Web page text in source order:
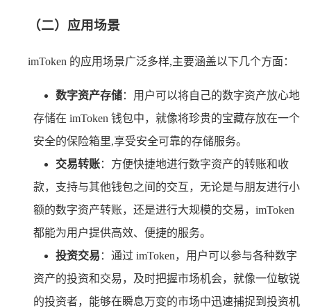
（二）应用场景
imToken 的应用场景广泛多样,主要涵盖以下几个方面：
数字资产存储：用户可以将自己的数字资产放心地
存储在 imToken 钱包中，就像将珍贵的宝藏存放在一个
安全的保险箱里,享受安全可靠的存储服务。
交易转账：方便快捷地进行数字资产的转账和收
款，支持与其他钱包之间的交互，无论是与朋友进行小
额的数字资产转账，还是进行大规模的交易，imToken
都能为用户提供高效、便捷的服务。
投资交易 ：通过 imToken，用户可以参与各种数字
资产的投资和交易，及时把握市场机会，就像一位敏锐
的投资者，能够在瞬息万变的市场中迅速捕捉到投资机